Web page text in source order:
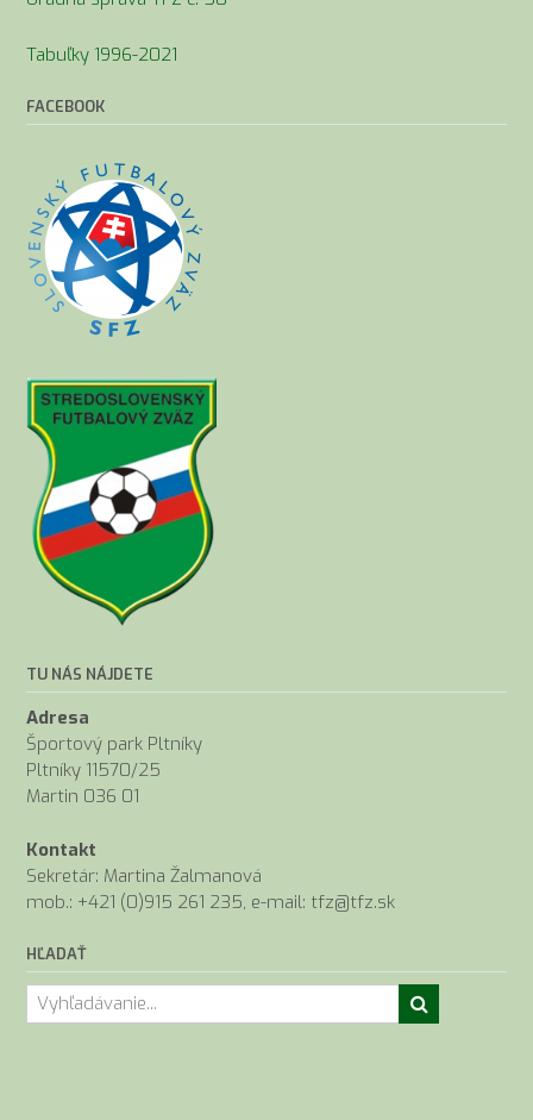
Tabuľky 1996-2021
FACEBOOK
TU NÁS NÁJDETE
Adresa
Športový park Pltníky
Pltníky 11570/25
Martin 036 01
Kontakt
Sekretár: Martina Žalmanová
mob.: +421 (0)915 261 235, e-mail: tfz@tfz.sk
HĽADAŤ